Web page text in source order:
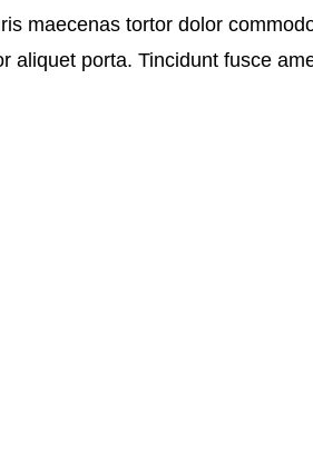
maecenas tortor dolor
porta. Tincidunt fusce